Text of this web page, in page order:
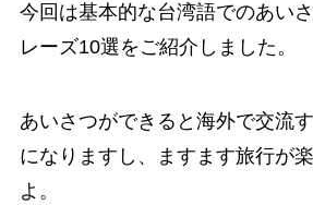
今回は基本的な台湾語でのあい
レーズ10選をご紹介しました。
あいさつができると海外で交流
になりますし、ますます旅行が
よ。